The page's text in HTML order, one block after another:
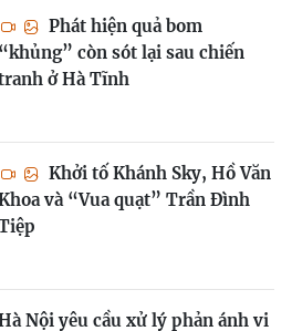
Phát hiện quả bom
“khủng” còn sót lại sau chiến
ở Hà Tĩnh
Khởi tố Khánh Sky, Hồ Văn
và “Vua quạt” Trần Đình
Nội yêu cầu xử lý phản ánh vi